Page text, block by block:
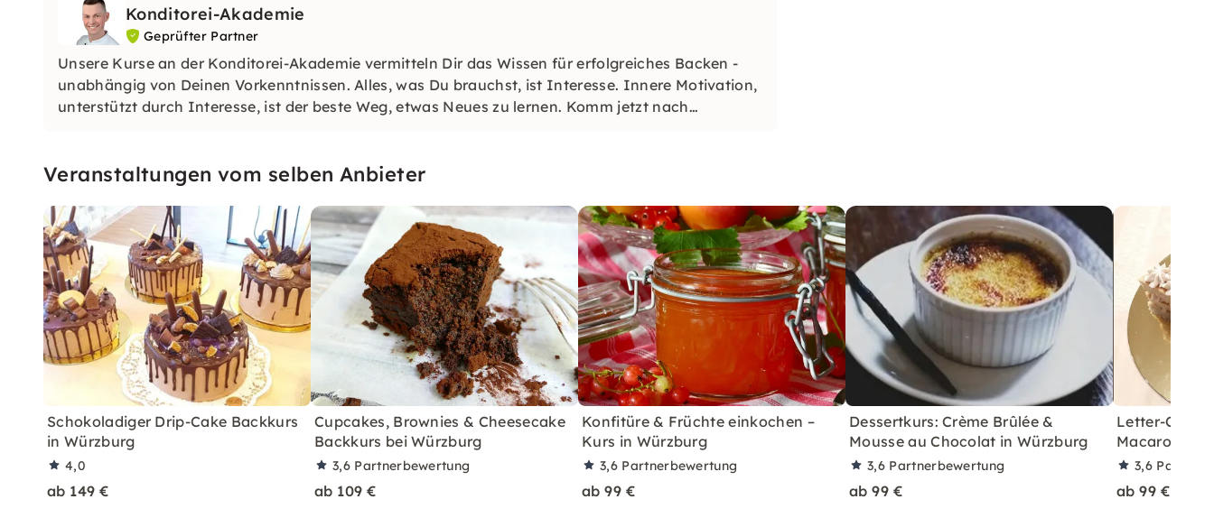
Konditorei-Akademie
Geprüfter Partner
Unsere Kurse an der Konditorei-Akademie vermitteln Dir das Wissen für erfolgreiches Backen -
unabhängig von Deinen Vorkenntnissen. Alles, was Du brauchst, ist Interesse. Innere Motivation,
unterstützt durch Interesse, ist der beste Weg, etwas Neues zu lernen. Komm jetzt nach
Veranstaltungen vom selben Anbieter
Schokoladiger Drip-Cake Backkurs
in Würzburg
4,0
ab 149 €
Cupcakes, Brownies & Cheesecake
Backkurs bei Würzburg
3,6 Partnerbewertung
ab 109 €
Konfitüre & Früchte einkochen –
Kurs in Würzburg
3,6 Partnerbewertung
ab 99 €
Dessertkurs: Crème Brûlée &
Mousse au Chocolat in Würzburg
3,6 Partnerbewertung
ab 99 €
Letter-Cake
Macarons
3,6
ab 99 €